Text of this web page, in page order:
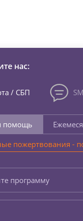
нас:
/ СБП
помощь
пожертвования -
программу